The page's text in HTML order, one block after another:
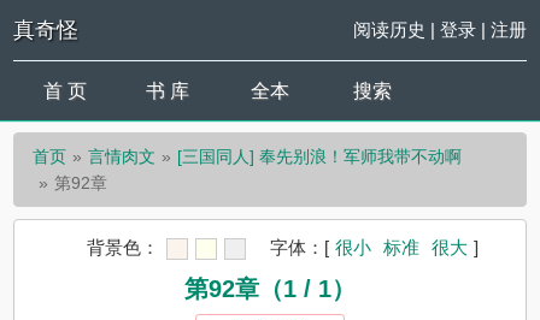
真奇怪 阅读历史 | 登录| 注册
首 页 书 库 全本 搜索
首页 言情肉文
[三国同人] 奉先别浪！军师我带不动啊
第92章
背景色： 字体： [ 很小 标准 很大 ]
第92章（1 / 1）